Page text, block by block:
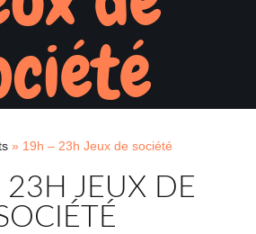
» 19h – 23h Jeux de société
JEUX DE